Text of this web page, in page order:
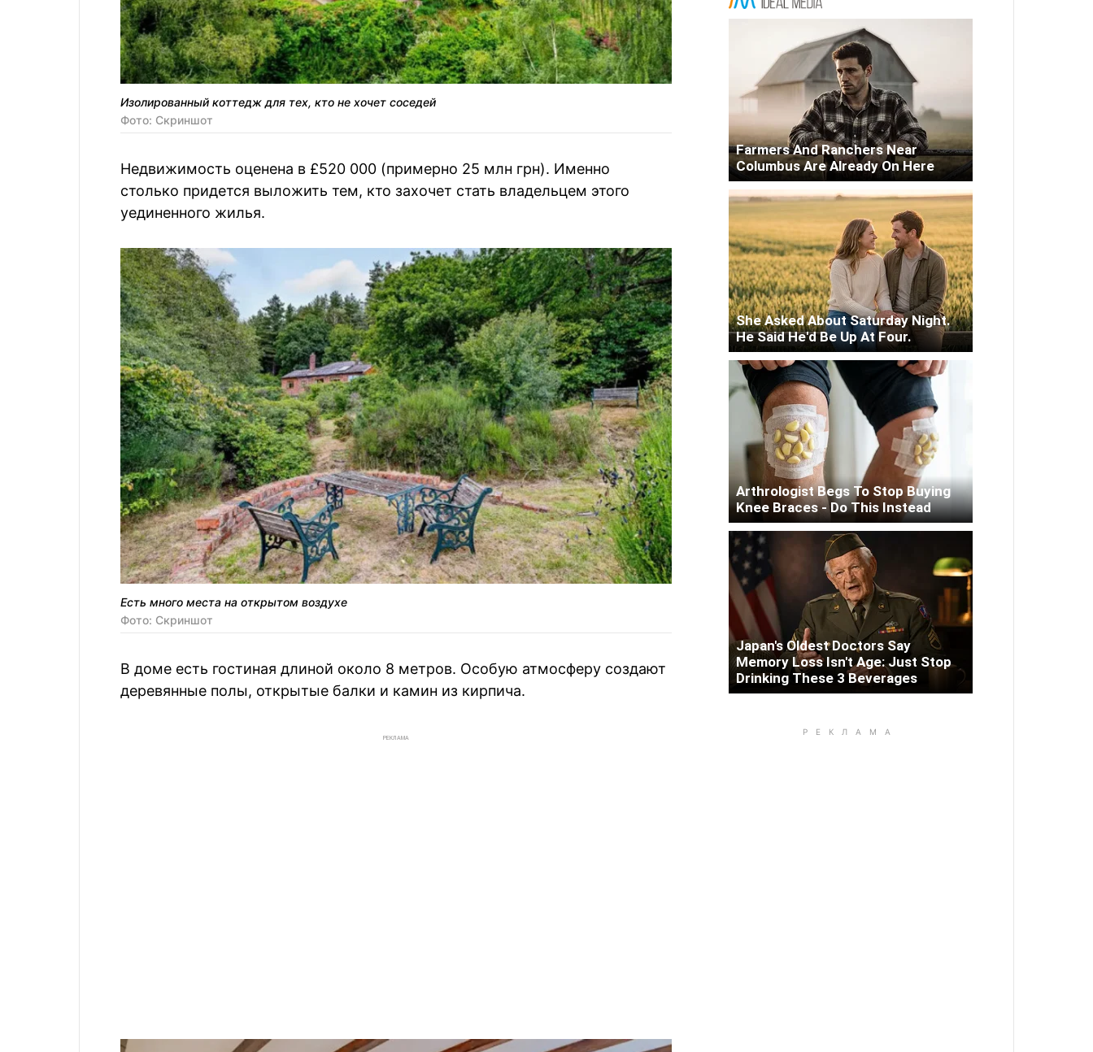
Изолированный коттедж для тех, кто не хочет соседей
Фото: Скриншот
Недвижимость оценена в £520 000 (примерно 25 млн грн). Именно
столько придется выложить тем, кто захочет стать владельцем этого
уединенного жилья.
Есть много места на открытом воздухе
Фото: Скриншот
В доме есть гостиная длиной около 8 метров. Особую атмосферу создают
деревянные полы, открытые балки и камин из кирпича.
РЕКЛАМА